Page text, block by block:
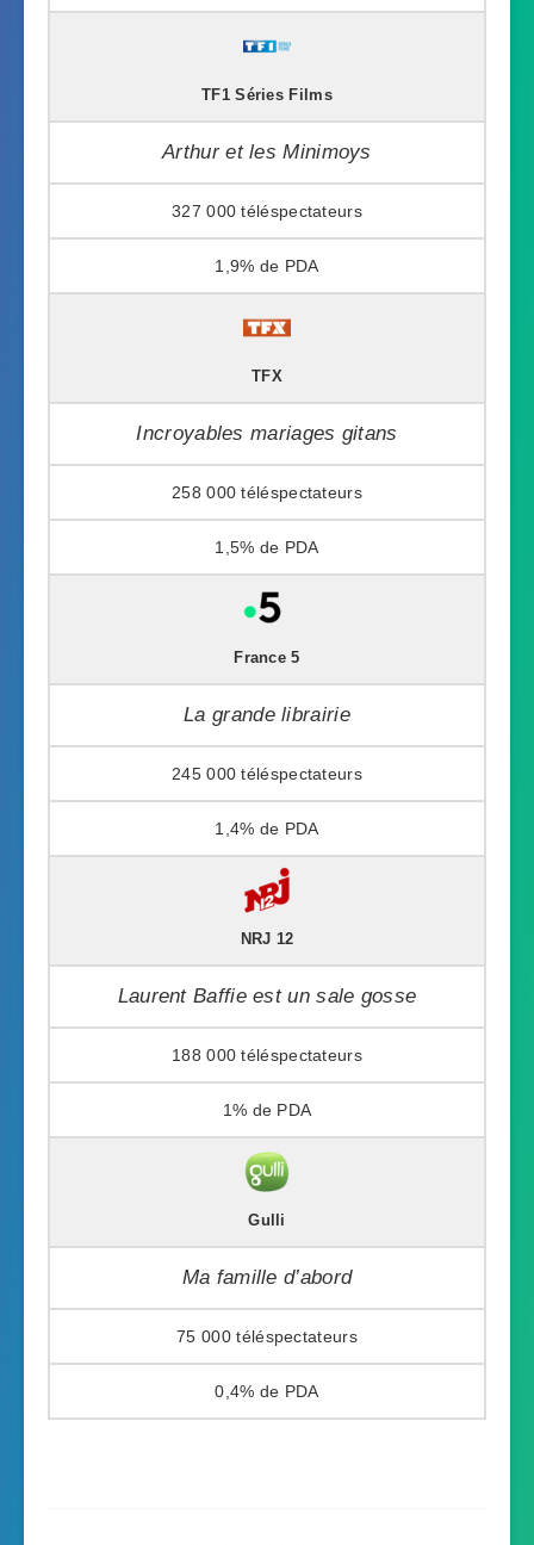
TF1 Séries Films
Arthur et les Minimoys
327 000
1,9%
TFX
Incroyables mariages gitans
258 000
1,5%
France 5
La grande librairie
245 000
1,4%
NRJ 12
Laurent Baffie est un sale gosse
188 000
1%
Gulli
Ma famille d’abord
75 000
0,4%